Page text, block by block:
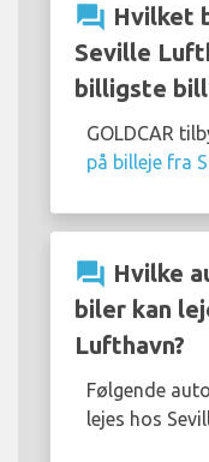
question_answer Hvilket
Seville
billigste
GOLDCAR
på billeje fra
question_answer Hvilke
biler kan
Lufthavn?
Følgende
lejes hos